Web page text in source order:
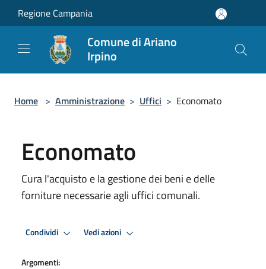
Salta al contenuto principale
Regione Campania
Comune di Ariano
Irpino
Home > Amministrazione > Uffici > Economato
Economato
Cura l'acquisto e la gestione dei beni e delle
forniture necessarie agli uffici comunali.
Condividi Vedi azioni
Argomenti: